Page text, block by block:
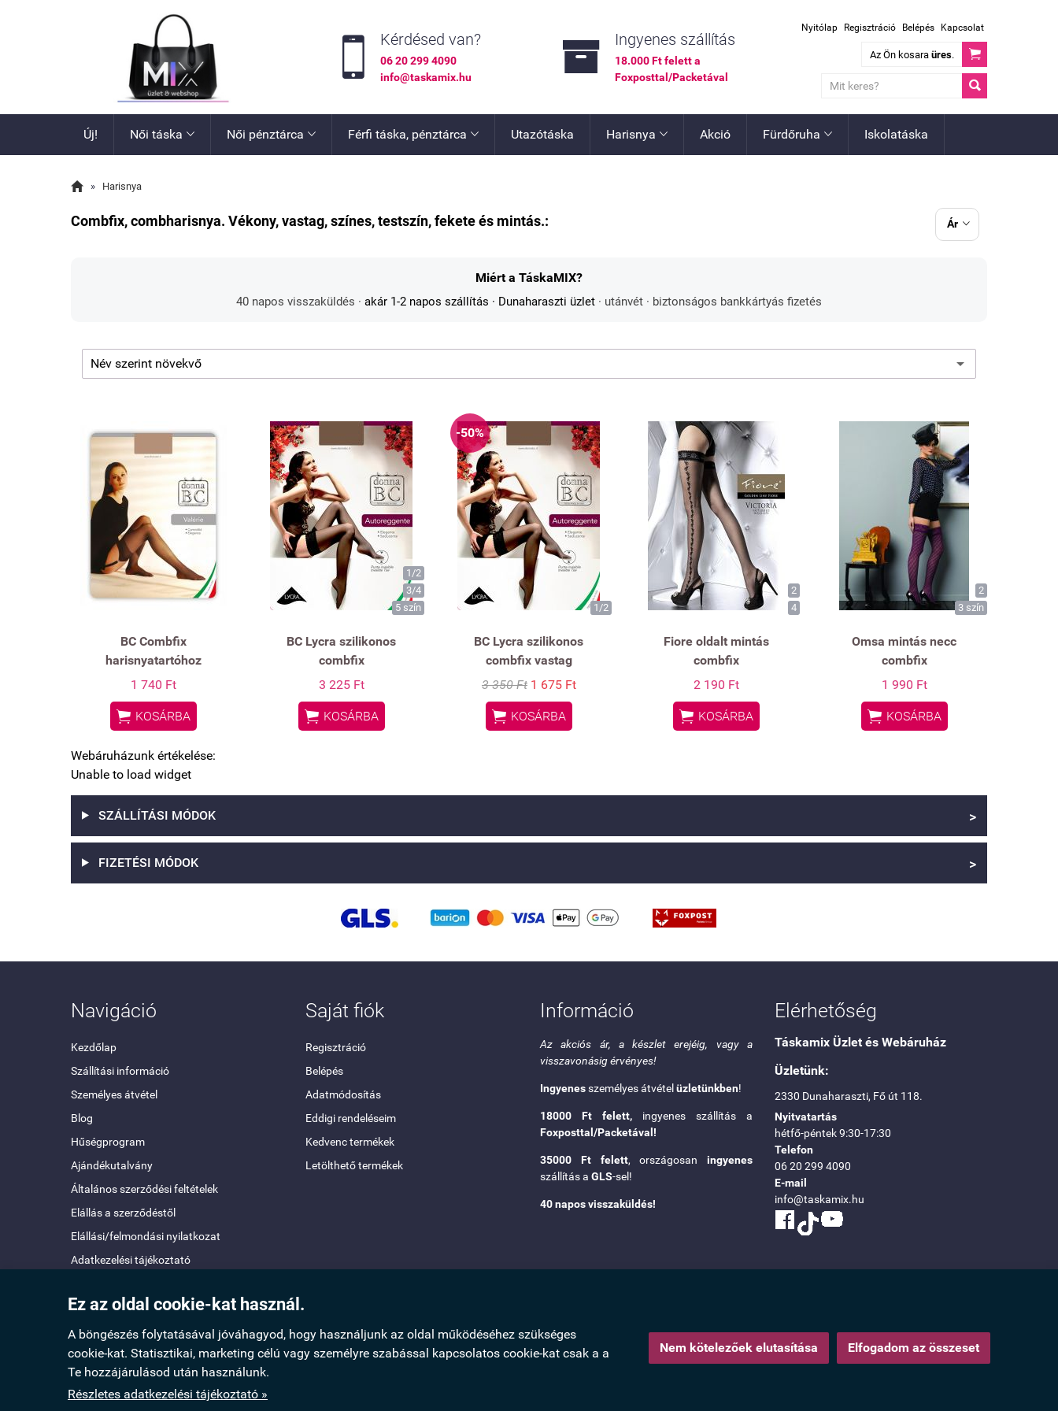
Ez az oldal cookie-kat használ.
A böngészés folytatásával jóváhagyod, hogy használjunk az oldal működéséhez szükséges
cookie-kat. Statisztikai, marketing célú vagy személyre szabással kapcsolatos cookie-kat csak a a
Te hozzájárulásod után használunk.
Részletes adatkezelési tájékoztató »
Nem kötelezőek elutasítása Elfogadom az összeset
 Kérdésed van?
06 20 299 4090
info@taskamix.hu
 Ingyenes szállítás
18.000 Ft felett a
Foxposttal/Packetával
Nyitólap Regisztráció Belépés Kapcsolat
Az Ön kosara üres.


Új! Női táska  Női pénztárca  Férfi táska, pénztárca  Utazótáska Harisnya  Akció Fürdőruha  Iskolatáska
 » Harisnya
Combfix, combharisnya. Vékony, vastag, színes, testszín, fekete és mintás.: Ár 
Miért a TáskaMIX?
40 napos visszaküldés · akár 1-2 napos szállítás · Dunaharaszti üzlet · utánvét · biztonságos bankkártyás fizetés
BC Combfix
harisnyatartóhoz
1 740 Ft
 KOSÁRBA
1/2
3/4
5 szín
BC Lycra szilikonos
combfix
3 225 Ft
 KOSÁRBA
-50%
1/2
BC Lycra szilikonos
combfix vastag
3 350 Ft 1 675 Ft
 KOSÁRBA
2
4
Fiore oldalt mintás
combfix
2 190 Ft
 KOSÁRBA
2
3 szín
Omsa mintás necc
combfix
1 990 Ft
 KOSÁRBA
Webáruházunk értékelése:
Unable to load widget
SZÁLLÍTÁSI MÓDOK >
FIZETÉSI MÓDOK >
Navigáció
Kezdőlap
Szállítási információ
Személyes átvétel
Blog
Hűségprogram
Ajándékutalvány
Általános szerződési feltételek
Elállás a szerződéstől
Elállási/felmondási nyilatkozat
Adatkezelési tájékoztató
Oldaltérkép
Saját fiók
Regisztráció
Belépés
Adatmódosítás
Eddigi rendeléseim
Kedvenc termékek
Letölthető termékek
Információ
Az akciós ár, a készlet erejéig, vagy a
visszavonásig érvényes!
Ingyenesszemélyes átvétel üzletünkben!
18000 Ft felett, ingyenes szállítás a
Foxposttal/Packetával!
35000 Ft felett, országosan ingyenes
szállítás a GLS-sel!
40 napos visszaküldés!
Elérhetőség
Táskamix Üzlet és Webáruház
Üzletünk:
2330 Dunaharaszti, Fő út 118.
Nyitvatartás
hétfő-péntek 9:30-17:30
Telefon
06 20 299 4090
E-mail
info@taskamix.hu
www.taskamix.hu -Molnár Erzsébet Katalin